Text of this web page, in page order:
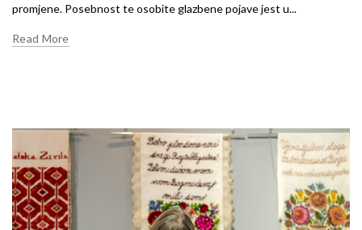
promjene. Posebnost te osobite glazbene pojave jest u...
Read More